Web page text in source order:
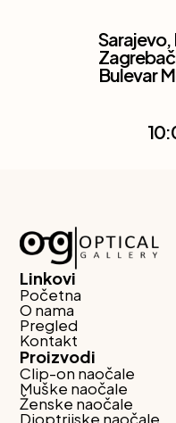
Sarajevo,
Bulevar
Linkovi
Početna
O nama
Pregled
Kontakt
Proizvodi
Clip-on naočale
Muške naočale
Ženske naočale
Dioptrijske naočale